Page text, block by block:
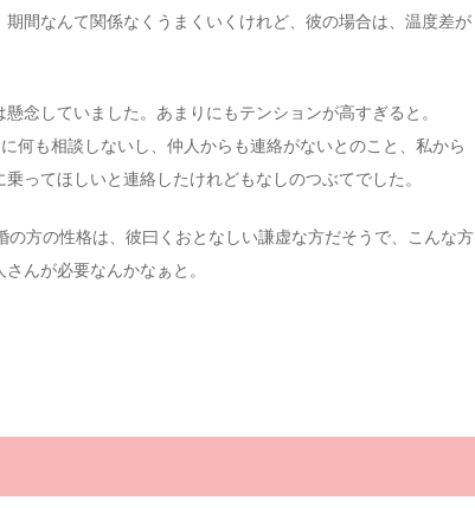
間なんて関係なくうまくいくけれど、彼の場合は、温度差が
念していました。あまりにもテンションが高すぎると。
何も相談しないし、仲人からも連絡がないとのこと、私から
ってほしいと連絡したけれどもなしのつぶてでした。
方の性格は、彼曰くおとなしい謙虚な方だそうで、こんな方
んが必要なんかなぁと。